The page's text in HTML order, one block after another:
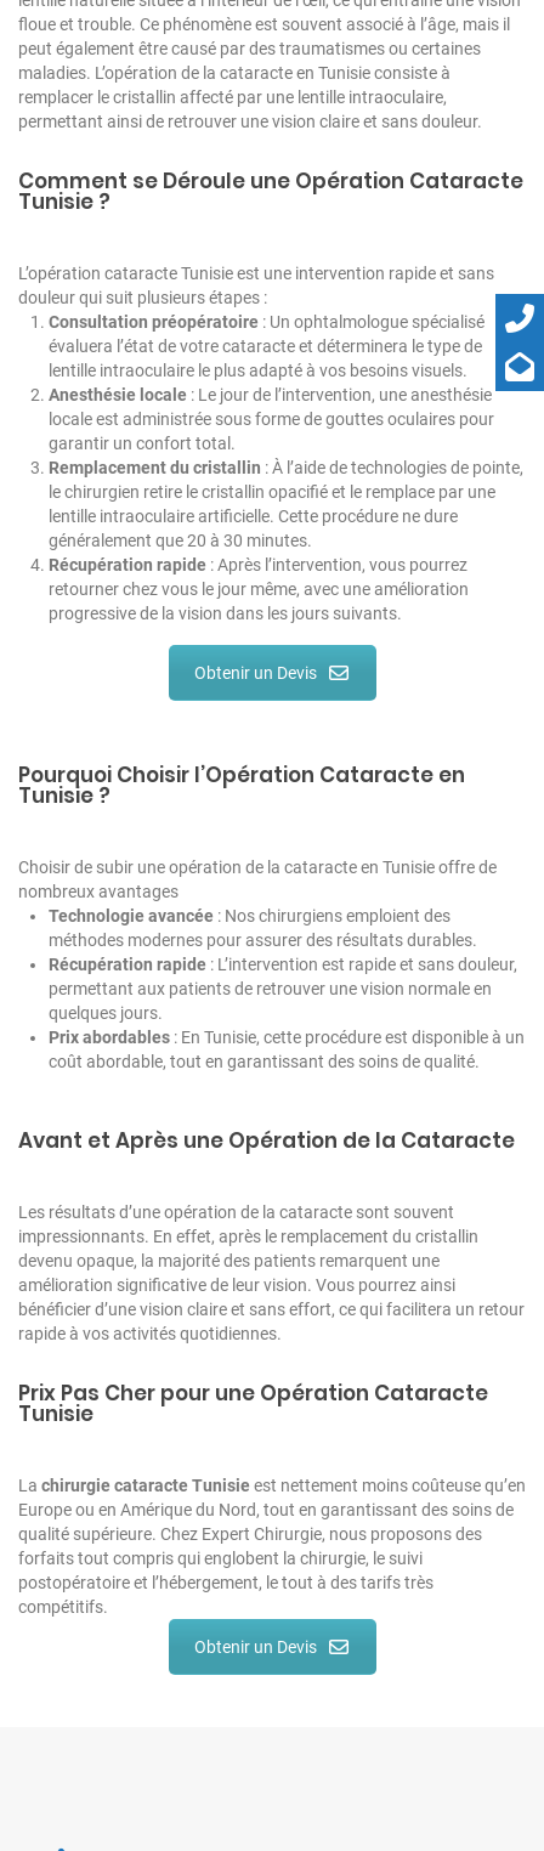
floue et trouble. Ce phénomène est souvent associé à l’âge, mais il
peut également être causé par des traumatismes ou certaines
maladies. L’opération de la cataracte en Tunisie consiste à
remplacer le cristallin affecté par une lentille intraoculaire,
permettant ainsi de retrouver une vision claire et sans douleur.
Comment se Déroule une Opération Cataracte
Tunisie ?
L’opération cataracte Tunisie est une intervention rapide et sans
douleur qui suit plusieurs étapes :
Consultation préopératoire : Un ophtalmologue spécialisé
évaluera l’état de votre cataracte et déterminera le type de
lentille intraoculaire le plus adapté à vos besoins visuels.
Anesthésie locale : Le jour de l’intervention, une anesthésie
locale est administrée sous forme de gouttes oculaires pour
garantir un confort total.
Remplacement du cristallin : À l’aide de technologies de pointe,
le chirurgien retire le cristallin opacifié et le remplace par une
lentille intraoculaire artificielle. Cette procédure ne dure
généralement que 20 à 30 minutes.
Récupération rapide : Après l’intervention, vous pourrez
retourner chez vous le jour même, avec une amélioration
progressive de la vision dans les jours suivants.
Obtenir un Devis
Pourquoi Choisir l’Opération Cataracte en
Tunisie ?
Choisir de subir une opération de la cataracte en Tunisie offre de
nombreux avantages
Technologie avancée : Nos chirurgiens emploient des
méthodes modernes pour assurer des résultats durables.
Récupération rapide : L’intervention est rapide et sans douleur,
permettant aux patients de retrouver une vision normale en
quelques jours.
Prix abordables : En Tunisie, cette procédure est disponible à un
coût abordable, tout en garantissant des soins de qualité.
Avant et Après une Opération de la Cataracte
Les résultats d’une opération de la cataracte sont souvent
impressionnants. En effet, après le remplacement du cristallin
devenu opaque, la majorité des patients remarquent une
amélioration significative de leur vision. Vous pourrez ainsi
bénéficier d’une vision claire et sans effort, ce qui facilitera un retour
rapide à vos activités quotidiennes.
Prix Pas Cher pour une Opération Cataracte
Tunisie
La chirurgie cataracte Tunisieest nettement moins coûteuse qu’en
Europe ou en Amérique du Nord, tout en garantissant des soins de
qualité supérieure. Chez Expert Chirurgie, nous proposons des
forfaits tout compris qui englobent la chirurgie, le suivi
postopératoire et l’hébergement, le tout à des tarifs très
compétitifs.
Obtenir un Devis